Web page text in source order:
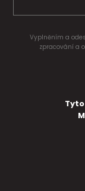
Vyplněním a
zpracování a